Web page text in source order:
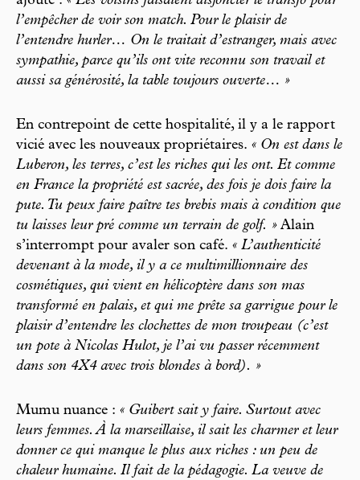
l’empêcher de voir son match. Pour le plaisir de
l’entendre hurler… On le traitait d’estranger, mais avec
sympathie, parce qu’ils ont vite reconnu son travail et
aussi sa générosité, la table toujours ouverte… »
En contrepoint de cette hospitalité, il y a le rapport
vicié avec les nouveaux propriétaires. « On est dans le
Luberon, les terres, c’est les riches qui les ont. Et comme
en France la propriété est sacrée, des fois je dois faire la
pute. Tu peux faire paître tes brebis mais à condition que
tu laisses leur pré comme un terrain de golf. » Alain
s’interrompt pour avaler son café. « L’authenticité
devenant à la mode, il y a ce multimillionnaire des
cosmétiques, qui vient en hélicoptère dans son mas
transformé en palais, et qui me prête sa garrigue pour le
plaisir d’entendre les clochettes de mon troupeau (c’est
un pote à Nicolas Hulot, je l’ai vu passer récemment
dans son 4X4 avec trois blondes à bord). »
Mumu nuance : « Guibert sait y faire. Surtout avec
leurs femmes. À la marseillaise, il sait les charmer et leur
donner ce qui manque le plus aux riches : un peu de
chaleur humaine. Il fait de la pédagogie. La veuve de